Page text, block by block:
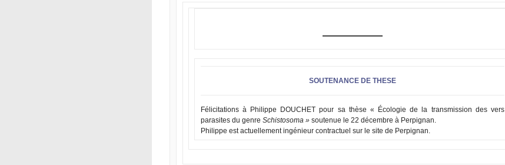
SOUTENANCE DE THESE
Félicitations à Philippe DOUCHET pour sa thèse « Écologie de la transmission des vers
parasites du genre Schistosoma » soutenue le 22 décembre à Perpignan.
Philippe est actuellement ingénieur contractuel sur le site de Perpignan.